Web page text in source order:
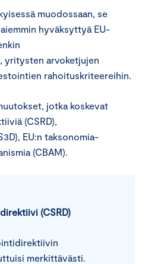
muodossaan, se
hyväksyttyä EU-
yritysten arvoketjujen
rahoituskriteereihin.
jotka koskevat
(CSRD),
EU:n taksonomia-
(CBAM).
(CSRD)
merkittävästi.